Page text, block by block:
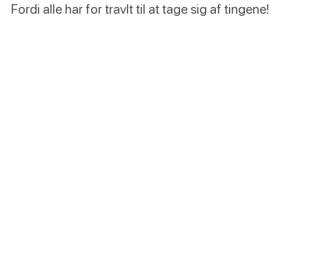
Fordi alle har for travlt til at tage sig af tingene!